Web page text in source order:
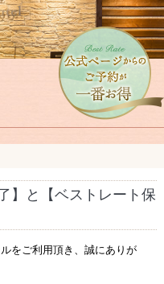
】と【ベストレート保
をご利用頂き、誠にありが